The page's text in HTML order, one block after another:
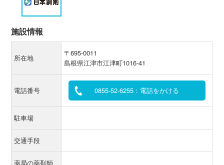
施設情報
所在地
〒695-0011
島根県江津市江津町1016-41
電話番号 0855-52-6255：電話をかける
駐車場
交通手段
薬局の薬剤師